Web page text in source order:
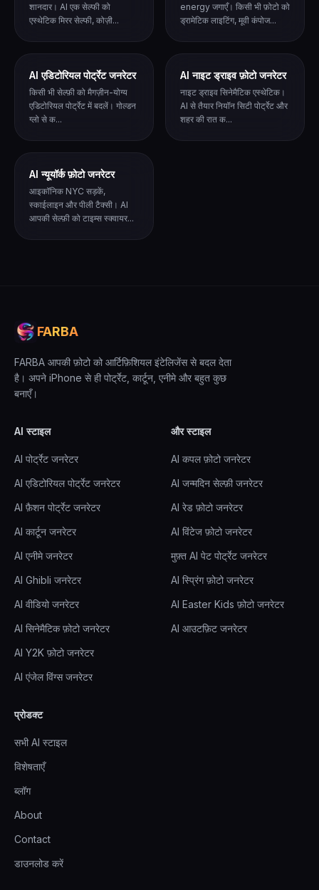
शानदार। AI एक सेल्फी को
एस्थेटिक मिरर सेल्फी, कोज़ी...
energy जगाएँ। किसी भी फ़ोटो को
ड्रामेटिक लाइटिंग, मूवी कंपोज...
AI एडिटोरियल पोर्ट्रेट जनरेटर
किसी भी सेल्फ़ी को मैगज़ीन-योग्य
एडिटोरियल पोर्ट्रेट में बदलें। गोल्डन
ग्लो से क...
AI नाइट ड्राइव फ़ोटो जनरेटर
नाइट ड्राइव सिनेमैटिक एस्थेटिक।
AI से तैयार नियॉन सिटी पोर्ट्रेट और
शहर की रात क...
AI न्यूयॉर्क फ़ोटो जनरेटर
आइकॉनिक NYC सड़कें,
स्काईलाइन और पीली टैक्सी। AI
आपकी सेल्फ़ी को टाइम्स स्क्वायर...
FARBA
FARBA आपकी फ़ोटो को आर्टिफ़िशियल इंटेलिजेंस से बदल देता
है। अपने iPhone से ही पोर्ट्रेट, कार्टून, एनीमे और बहुत कुछ
बनाएँ।
AI स्टाइल
AI पोर्ट्रेट जनरेटर
AI एडिटोरियल पोर्ट्रेट जनरेटर
AI फ़ैशन पोर्ट्रेट जनरेटर
AI कार्टून जनरेटर
AI एनीमे जनरेटर
AI Ghibli जनरेटर
AI वीडियो जनरेटर
AI सिनेमैटिक फ़ोटो जनरेटर
AI Y2K फ़ोटो जनरेटर
AI एंजेल विंग्स जनरेटर
और स्टाइल
AI कपल फ़ोटो जनरेटर
AI जन्मदिन सेल्फ़ी जनरेटर
AI रेड फ़ोटो जनरेटर
AI विंटेज फ़ोटो जनरेटर
मुफ़्त AI पेट पोर्ट्रेट जनरेटर
AI स्प्रिंग फ़ोटो जनरेटर
AI Easter Kids फ़ोटो जनरेटर
AI आउटफ़िट जनरेटर
प्रोडक्ट
सभी AI स्टाइल
विशेषताएँ
ब्लॉग
About
Contact
डाउनलोड करें